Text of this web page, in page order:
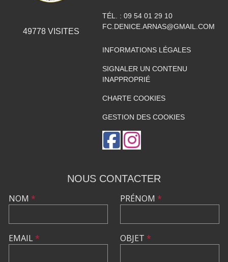
49778VISITES
TÉL. : 09 54 01 29 10
FC.DENICE.ARNAS@GMAIL.COM
INFORMATIONS LÉGALES
SIGNALER UN CONTENU
INAPPROPRIÉ
CHARTE COOKIES
GESTION DES COOKIES
NOUS CONTACTER
NOM *
EMAIL*
PRÉNOM *
OBJET *